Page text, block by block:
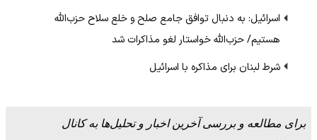
اسرائیل: به دنبال توافق جامع صلح و خلع سلاح حزب‌الله
هستیم/ حزب‌الله خواستار لغو مذاکرات شد
شرط لبنان برای مذاکره با اسرائیل
برای مطالعه و بررسی آخرین اخبار و تحلیل‌ها به کانال